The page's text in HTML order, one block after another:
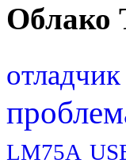
Облако
отладчик
LM75A